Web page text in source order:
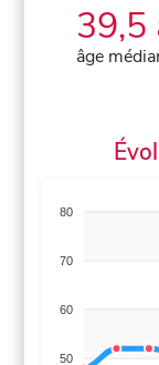
39,5
âge
80
70
60
50